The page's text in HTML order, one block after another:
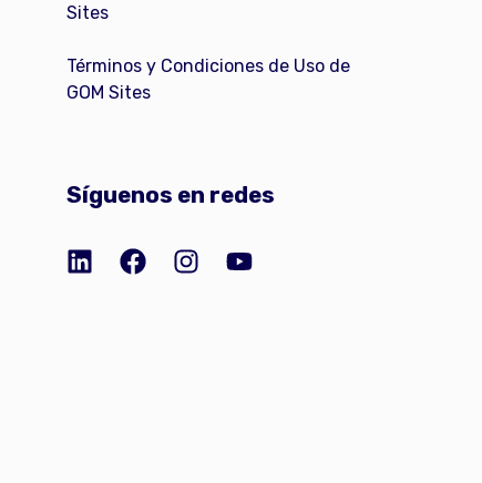
Sites
Términos y Condiciones de Uso de
GOM Sites
Síguenos en redes